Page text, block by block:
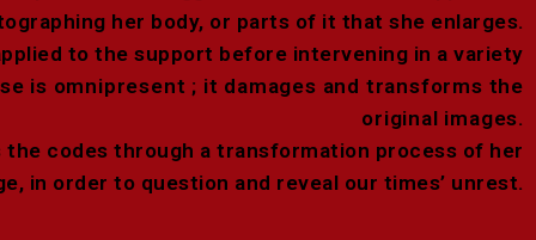
her body, or parts of it that she enlarges.
to the support before intervening in a variety
is omnipresent ; it damages and transforms the
original images.
the codes through a transformation process of her
in order to question and reveal our times’ unrest.